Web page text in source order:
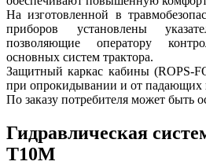
На изготовленной в
приборов установлены
позволяющие оператору
основных систем трактора.
Защитный каркас кабины (ROPS-
при опрокидывании и от падающих
По заказу потребителя может быть
Гидравлическая
Т10М